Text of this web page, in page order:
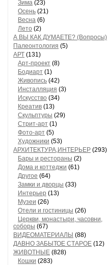
Зима (23)
Осень (21)
Весна (6)
Лето (2)
А ВЫ КАК ДУМАЕТЕ? (Вопросы)
Палеонтология (5)
АРТ (131)
Арт-проект (8)
Бодиарт (1)
Живопись (42)
Инсталляция (3)
Искусство (34)
Креатив (13)
Скульптуры (29)
Стрит-арт (1)
Фото-арт (5)
Художники (53)
АРХИТЕКТУРА,ИНТЕРЬЕР (293)
Бары и рестораны (2)
Дома и коттеджи (61)
Другое (64)
Замки и дворцы (33)
Интерьер (13)
Музеи (26)
Отели и гостиницы (26)
Церкви, монастыри, часовни,
соборы (67)
ВИДЕОМАТЕРИАЛЫ (88)
ДАВНО ЗАБЫТОЕ СТАРОЕ (12)
ЖИВОТНЫЕ (828)
Кошки (283)